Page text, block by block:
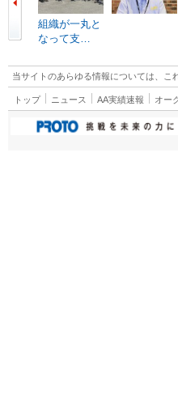
組織が一丸と
なって支…
当サイトのあらゆる情報については、
トップ ニュース AA実績速報 オー